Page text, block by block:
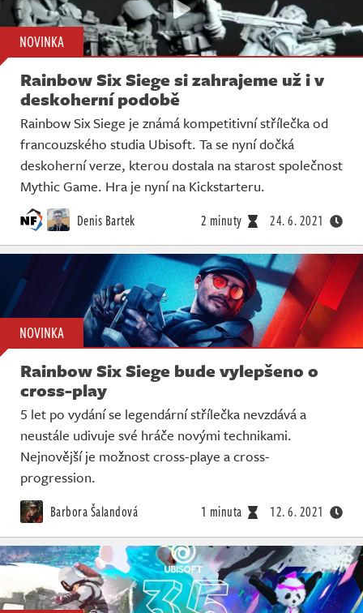
NOVINKA
Rainbow Six Siege si zahrajeme už i v
deskoherní podobě
Rainbow Six Siege je známá kompetitivní střílečka od
francouzského studia Ubisoft. Ta se nyní dočká
deskoherní verze, kterou dostala na starost společnost
Mythic Game. Hra je nyní na Kickstarteru.
Denis Bartek 2 minuty 24. 6. 2021
NOVINKA
Rainbow Six Siege bude vylepšeno o
cross-play
5 let po vydání se legendární střílečka nevzdává a
neustále udivuje své hráče novými technikami.
Nejnovější je možnost cross-playe a cross-
progression.
Barbora Šalandová 1 minuta 12. 6. 2021